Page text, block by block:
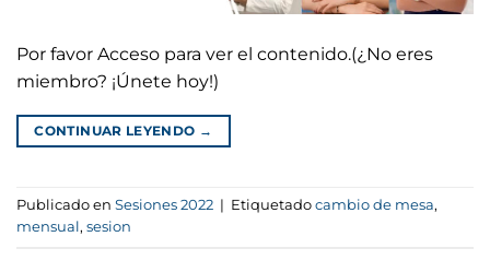
Por favor Acceso para ver el contenido.(¿No eres
miembro? ¡Únete hoy!)
CONTINUAR LEYENDO →
Publicado en Sesiones 2022 | Etiquetado cambio de mesa,
mensual , sesion